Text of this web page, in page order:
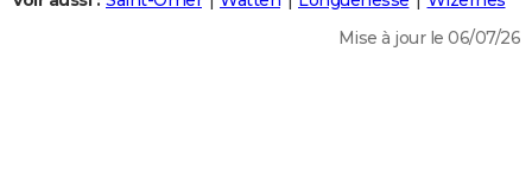
Mise à jour le 06/07/26